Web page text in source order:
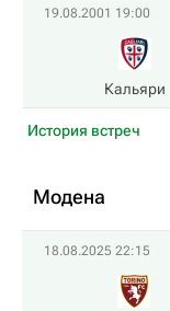
19.08.2001 19:00
Кальяри
История встреч
Модена
18.08.2025 22:15